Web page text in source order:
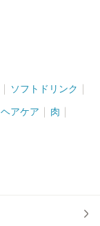
ソフトドリンク
ヘアケア 肉